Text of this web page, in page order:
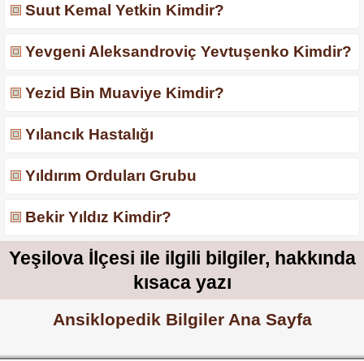
Suut Kemal Yetkin Kimdir?
Yevgeni Aleksandroviç Yevtuşenko Kimdir?
Yezid Bin Muaviye Kimdir?
Yılancık Hastalığı
Yıldırım Orduları Grubu
Bekir Yıldız Kimdir?
Yeşilova İlçesi ile ilgili bilgiler, hakkında
kısaca yazı
Ansiklopedik Bilgiler Ana Sayfa